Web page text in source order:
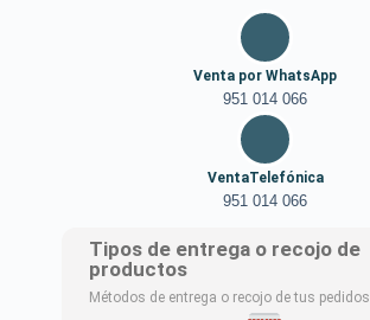
Venta por WhatsApp
951 014 066
VentaTelefónica
951 014 066
Tipos de entrega o recojo de
productos
Métodos de entrega o recojo de tus pedidos